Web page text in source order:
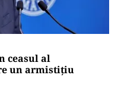
ceasul al
un armistițiu